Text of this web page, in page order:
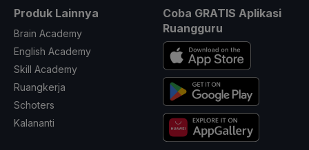
Produk Lainnya
Brain Academy
English Academy
Skill Academy
Ruangkerja
Schoters
Kalananti
Coba GRATIS Aplikasi
Ruangguru